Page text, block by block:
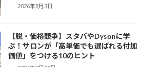
2026年8月3日
【脱・価格競争】スタバやDysonに学
ぶ！サロンが「高単価でも選ばれる付加
価値」をつける10のヒント